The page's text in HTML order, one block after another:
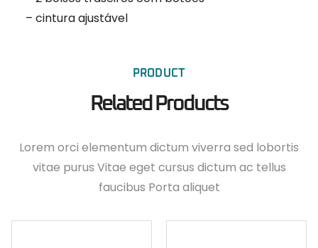
– cintura ajustável
PRODUCT
Related Products
Lorem orci elementum dictum viverra sed lobortis
vitae purus Vitae eget cursus dictum ac tellus
faucibus Porta aliquet